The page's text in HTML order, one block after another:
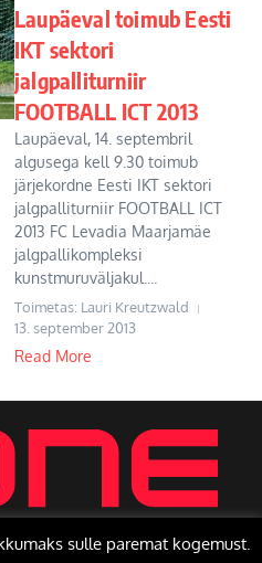
Laupäeval toimub Eesti
IKT sektori
jalgpalliturniir
FOOTBALL ICT 2013
Laupäeval, 14. septembril
algusega kell 9.30 toimub
järjekordne Eesti IKT sektori
jalgpalliturniir FOOTBALL ICT
2013 FC Levadia Maarjamäe
jalgpallikompleksi
kunstmuruväljakul....
Toimetas: Lauri Kreutzwald
13. september 2013
Read More
sulle paremat kogemust.